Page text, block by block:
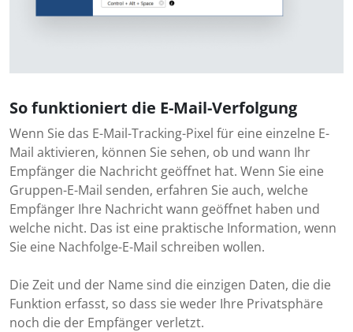
So funktioniert die E-Mail-Verfolgung
Wenn Sie das E-Mail-Tracking-Pixel für eine einzelne E-
Mail aktivieren, können Sie sehen, ob und wann Ihr
Empfänger die Nachricht geöffnet hat. Wenn Sie eine
Gruppen-E-Mail senden, erfahren Sie auch, welche
Empfänger Ihre Nachricht wann geöffnet haben und
welche nicht. Das ist eine praktische Information, wenn
Sie eine Nachfolge-E-Mail schreiben wollen.
Die Zeit und der Name sind die einzigen Daten, die die
Funktion erfasst, so dass sie weder Ihre Privatsphäre
noch die der Empfänger verletzt.